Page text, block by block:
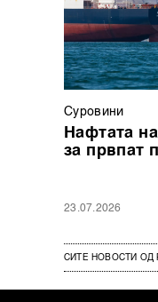
Суровини
Нафтата
за првпат
23.07.2026
СИТЕ НОВОСТИ ОД